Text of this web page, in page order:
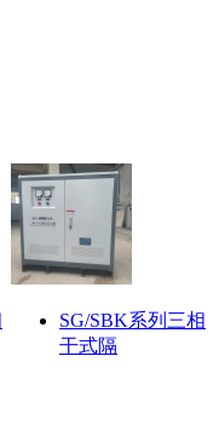
SG/SBK系列三相
干式隔